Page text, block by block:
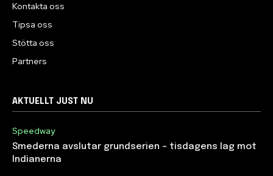
Kontakta oss
Tipsa oss
Stötta oss
Partners
AKTUELLT JUST NU
Speedway
Smederna avslutar grundserien – tisdagens lag mot
Indianerna